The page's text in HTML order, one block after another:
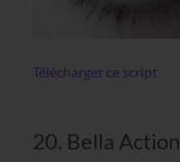
Télécharger ce script
20. Bella Action